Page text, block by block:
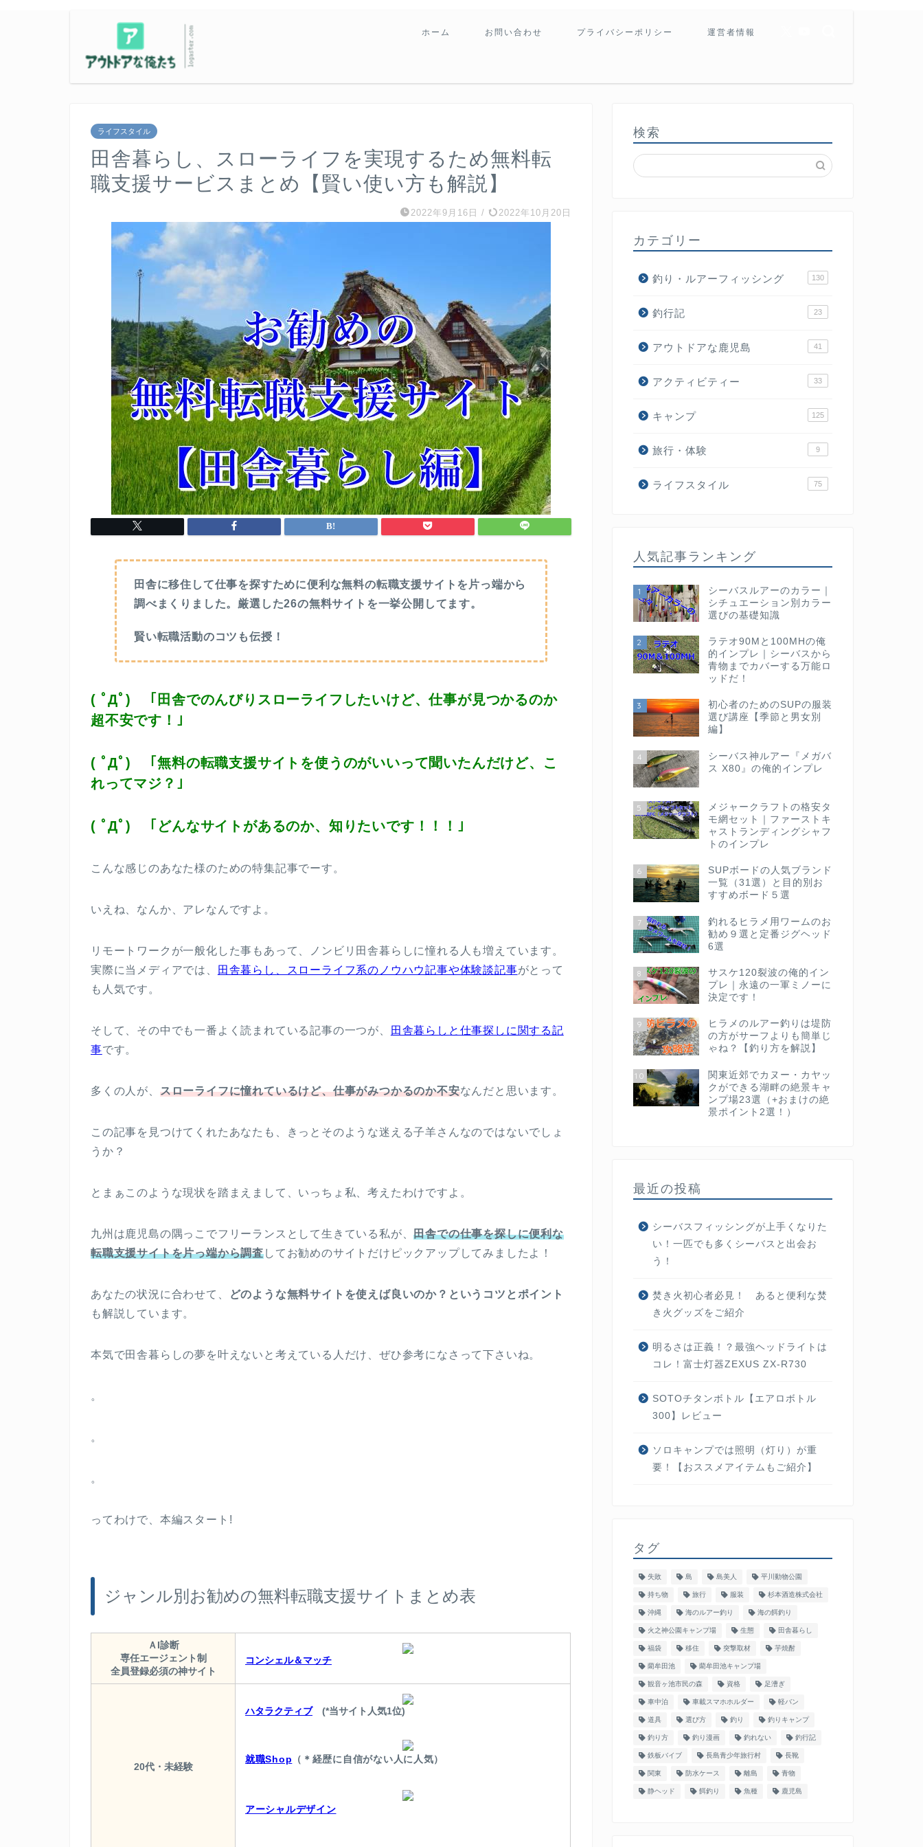
ホーム お問い合わせ プライバシーポリシー 運営者情報
ライフスタイル
田舎暮らし、スローライフを実現するため無料転
職支援サービスまとめ【賢い使い方も解説】
2022年9月16日 / 2022年10月20日
田舎に移住して仕事を探すために便利な無料の転職支援サイトを片っ端から
調べまくりました。厳選した26の無料サイトを一挙公開してます。
賢い転職活動のコツも伝授！
( ﾟДﾟ) ｢田舎でのんびりスローライフしたいけど、仕事が見つかるのか
超不安です！｣
( ﾟДﾟ) ｢無料の転職支援サイトを使うのがいいって聞いたんだけど、こ
れってマジ？｣
( ﾟДﾟ) ｢どんなサイトがあるのか、知りたいです！！！｣
こんな感じのあなた様のための特集記事でーす。
いえね、なんか、アレなんですよ。
リモートワークが一般化した事もあって、ノンビリ田舎暮らしに憧れる人も増えています。
実際に当メディアでは、
田舎暮らし、スローライフ系のノウハウ記事や体験談記事がとって
も人気です。
そして、その中でも一番よく読まれている記事の一つが、
田舎暮らしと仕事探しに関する記
事です。
多くの人が、 スローライフに憧れているけど、仕事がみつかるのか不安なんだと思います。
この記事を見つけてくれたあなたも、きっとそのような迷える子羊さんなのではないでしょ
うか？
とまぁこのような現状を踏まえまして、いっちょ私、考えたわけですよ。
九州は鹿児島の隅っこでフリーランスとして生きている私が、田舎での仕事を探しに便利な
転職支援サイトを片っ端から調査してお勧めのサイトだけピックアップしてみましたよ！
あなたの状況に合わせて、
どのような無料サイトを使えば良いのか？というコツとポイント
も解説しています。
本気で田舎暮らしの夢を叶えないと考えている人だけ、ぜひ参考になさって下さいね。
。
。
。
ってわけで、本編スタート!
ジャンル別お勧めの無料転職支援サイトまとめ表
ＡI診断
専任エージェント制
全員登録必須の神サイト
コンシェル＆マッチ
20代・未経験
ハタラクティブ (*当サイト人気1位)
就職Shop （＊経歴に自信がない人に人気）
アーシャルデザイン
検索
カテゴリー
釣り・ルアーフィッシング 130
釣行記 23
アウトドアな鹿児島 41
アクティビティー 33
キャンプ 125
旅行・体験 9
ライフスタイル 75
人気記事ランキング
1
シーバスルアーのカラー｜
シチュエーション別カラー
選びの基礎知識
2
ラテオ90Mと100MHの俺
的インプレ｜シーバスから
青物までカバーする万能ロ
ッドだ！
3
初心者のためのSUPの服装
選び講座【季節と男女別
編】
4
シーバス神ルアー『メガバ
ス X80』の俺的インプレ
5
メジャークラフトの格安タ
モ網セット｜ファーストキ
ャストランディングシャフ
トのインプレ
6
SUPボードの人気ブランド
一覧（31選）と目的別お
すすめボード５選
7
釣れるヒラメ用ワームのお
勧め９選と定番ジグヘッド
6選
8
サスケ120裂波の俺的イン
プレ｜永遠の一軍ミノーに
決定です！
9
ヒラメのルアー釣りは堤防
の方がサーフよりも簡単じ
ゃね？【釣り方を解説】
10
関東近郊でカヌー・カヤッ
クができる湖畔の絶景キャ
ンプ場23選（+おまけの絶
景ポイント2選！）
最近の投稿
シーバスフィッシングが上手くなりた
い！一匹でも多くシーバスと出会お
う！
焚き火初心者必見！ あると便利な焚
き火グッズをご紹介
明るさは正義！？最強ヘッドライトは
コレ！富士灯器ZEXUS ZX-R730
SOTOチタンボトル【エアロボトル
300】レビュー
ソロキャンプでは照明（灯り）が重
要！【おススメアイテムもご紹介】
タグ
失敗 島 島美人 平川動物公園
持ち物 旅行 服装 杉本酒造株式会社
沖縄 海のルアー釣り 海の餌釣り
火之神公園キャンプ場 生態 田舎暮らし
福袋 移住 突撃取材 芋焼酎
藺牟田池 藺牟田池キャンプ場
観音ヶ池市民の森 資格 足漕ぎ
車中泊 車載スマホホルダー 軽バン
道具 選び方 釣り 釣りキャンプ
釣り方 釣り漫画 釣れない 釣行記
鉄板バイブ 長島青少年旅行村 長靴
関東 防水ケース 離島 青物
静ヘッド 餌釣り 魚種 鹿児島